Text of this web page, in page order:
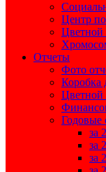
Центр
Цветной
Отчеты
Фото
Коробка
Цветной
Годовые
за
за
за